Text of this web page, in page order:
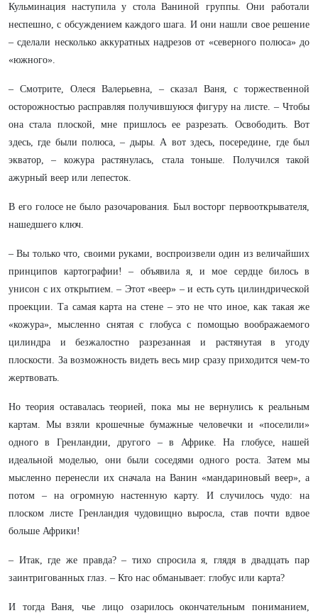
Кульминация наступила у стола Ваниной группы. Они работали
неспешно, с обсуждением каждого шага. И они нашли свое решение
– сделали несколько аккуратных надрезов от «северного полюса» до
«южного».
– Смотрите, Олеся Валерьевна, – сказал Ваня, с торжественной
осторожностью расправляя получившуюся фигуру на листе. – Чтобы
она стала плоской, мне пришлось ее разрезать. Освободить. Вот
здесь, где были полюса, – дыры. А вот здесь, посередине, где был
экватор, – кожура растянулась, стала тоньше. Получился такой
ажурный веер или лепесток.
В его голосе не было разочарования. Был восторг первооткрывателя,
нашедшего ключ.
– Вы только что, своими руками, воспроизвели один из величайших
принципов картографии! – объявила я, и мое сердце билось в
унисон с их открытием. – Этот «веер» – и есть суть цилиндрической
проекции. Та самая карта на стене – это не что иное, как такая же
«кожура», мысленно снятая с глобуса с помощью воображаемого
цилиндра и безжалостно разрезанная и растянутая в угоду
плоскости. За возможность видеть весь мир сразу приходится чем-то
жертвовать.
Но теория оставалась теорией, пока мы не вернулись к реальным
картам. Мы взяли крошечные бумажные человечки и «поселили»
одного в Гренландии, другого – в Африке. На глобусе, нашей
идеальной моделью, они были соседями одного роста. Затем мы
мысленно перенесли их сначала на Ванин «мандариновый веер», а
потом – на огромную настенную карту. И случилось чудо: на
плоском листе Гренландия чудовищно выросла, став почти вдвое
больше Африки!
– Итак, где же правда? – тихо спросила я, глядя в двадцать пар
заинтригованных глаз. – Кто нас обманывает: глобус или карта?
И тогда Ваня, чье лицо озарилось окончательным пониманием,